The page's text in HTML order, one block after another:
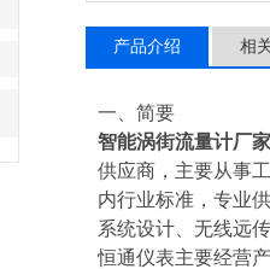
产品介绍 相
一、简要
智能涡街流量计厂家
供应商，主要从事
内行业标准，专业
系统设计、无线远
恒通仪表主要经营